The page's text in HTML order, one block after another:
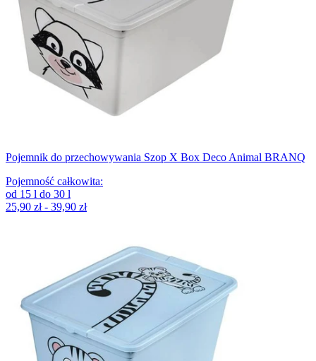
Pojemnik do przechowywania Szop X Box Deco Animal BRANQ
Pojemność całkowita:
od 15 l do 30 l
25,90 zł - 39,90 zł